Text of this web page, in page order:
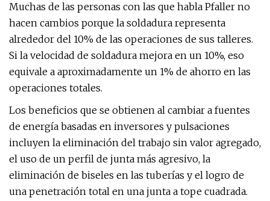
Muchas de las personas con las que habla Pfaller no
hacen cambios porque la soldadura representa
alrededor del 10% de las operaciones de sus talleres.
Si la velocidad de soldadura mejora en un 10%, eso
equivale a aproximadamente un 1% de ahorro en las
operaciones totales.
Los beneficios que se obtienen al cambiar a fuentes
de energía basadas en inversores y pulsaciones
incluyen la eliminación del trabajo sin valor agregado,
el uso de un perfil de junta más agresivo, la
eliminación de biseles en las tuberías y el logro de
una penetración total en una junta a tope cuadrada.